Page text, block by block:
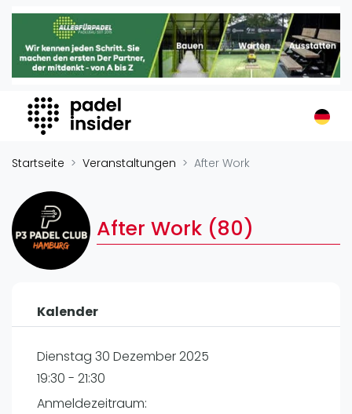
Padel Insider
Home
Organisationen
Buchungssysteme
Padel-Shops
Padelplatzbauer
Verschiedenes
Veranstaltungen
International
Ranking
Männer
Startseite Veranstaltungen After Work
After Work (80)
Kalender
Dienstag 30 Dezember 2025
19:30 - 21:30
Anmeldezeitraum: